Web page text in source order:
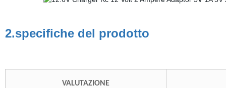
2.specifiche del prodotto
VALUTAZIONE